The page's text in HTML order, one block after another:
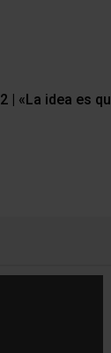
| «La idea es